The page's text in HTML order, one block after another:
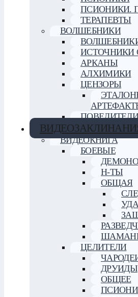
ПСИОНИКИ.
ТЕРАПЕВТЫ
ВОЛШЕБНИКИ
ИСТОЧНИКИ
АРКАНЫ
АЛХИМИКИ
ЦЕНЗОРЫ
ВИДЕОКНИГА
БОЕВЫЕ
Н-ТЫ
ОБЩАЯ
ЦЕЛИТЕЛИ
ДРУИДЫ
ОБЩЕЕ